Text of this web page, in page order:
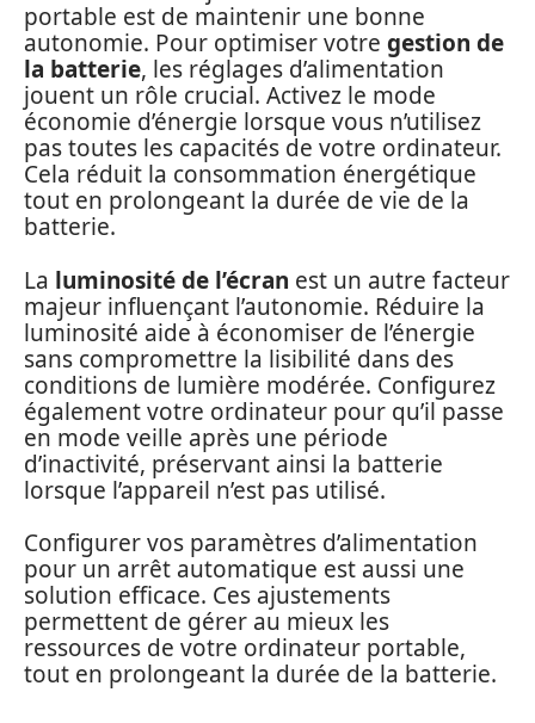
portable est de maintenir une bonne
autonomie. Pour optimiser votre gestion de
la batterie, les réglages d’alimentation
jouent un rôle crucial. Activez le mode
économie d’énergie lorsque vous n’utilisez
pas toutes les capacités de votre ordinateur.
Cela réduit la consommation énergétique
tout en prolongeant la durée de vie de la
batterie.
La luminosité de l’écran est un autre facteur
majeur influençant l’autonomie. Réduire la
luminosité aide à économiser de l’énergie
sans compromettre la lisibilité dans des
conditions de lumière modérée. Configurez
également votre ordinateur pour qu’il passe
en mode veille après une période
d’inactivité, préservant ainsi la batterie
lorsque l’appareil n’est pas utilisé.
Configurer vos paramètres d’alimentation
pour un arrêt automatique est aussi une
solution efficace. Ces ajustements
permettent de gérer au mieux les
ressources de votre ordinateur portable,
tout en prolongeant la durée de la batterie.